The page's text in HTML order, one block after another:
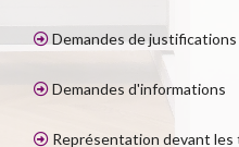
Demandes de
Demandes d'informations
Représentation devant les